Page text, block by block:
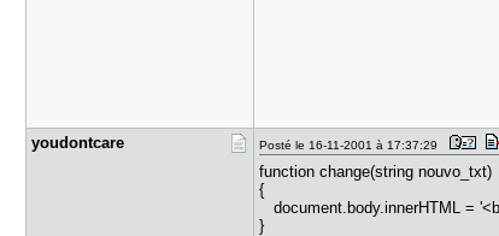
youdontcar​e Posté le 16-11-2001 à 17:37:29
function change(string nouvo_txt)
{
document.body.innerHTML =
}